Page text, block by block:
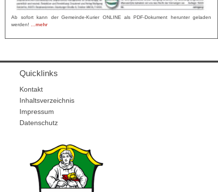
Ab sofort kann der Gemeinde-Kurier ONLINE als PDF-Dokument herunter geladen
werden!
…mehr
Quicklinks
Kontakt
Inhaltsverzeichnis
Impressum
Datenschutz